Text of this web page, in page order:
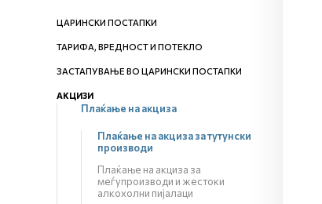
ЦАРИНСКИ ПОСТАПКИ
ТАРИФА, ВРЕДНОСТ И ПОТЕКЛО
ЗАСТАПУВАЊЕ ВО ЦАРИНСКИ ПОСТАПКИ
АКЦИЗИ
Плаќање на акциза
Плаќање на акциза за тутунски
производи
Плаќање на акциза за
меѓупроизводи и жестоки
алкохолни пијалаци